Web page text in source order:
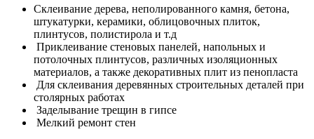
Склеивание дерева, неполированного камня, бетона,
штукатурки, керамики, облицовочных плиток,
плинтусов, полистирола и т.д
Приклеивание стеновых панелей, напольных и
потолочных плинтусов, различных изоляционных
материалов, а также декоративных плит из пенопласта
Для склеивания деревянных строительных деталей при
столярных работах
Заделывание трещин в гипсе
Мелкий ремонт стен